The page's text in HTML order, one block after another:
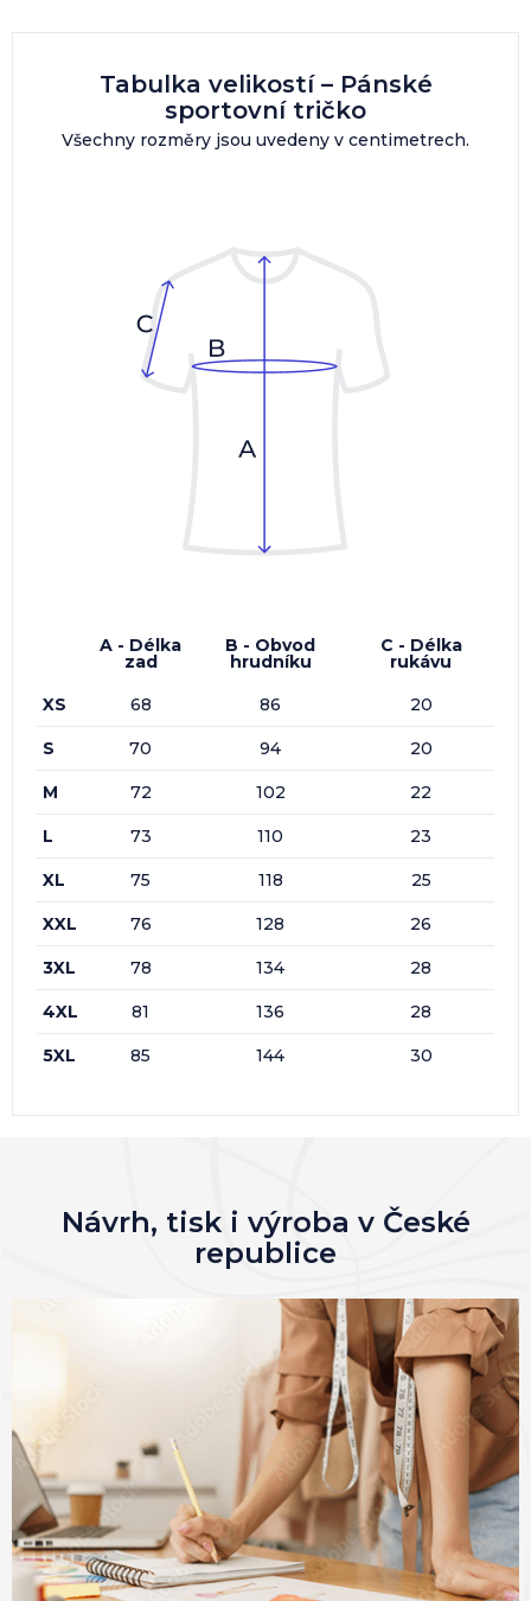
Tabulka velikostí – Pánské
sportovní tričko
Všechny rozměry jsou uvedeny v centimetrech.
A - Délka
zad
B - Obvod
hrudníku
C - Délka
rukávu
XS
68 86 20
S 70 94 20
M 72 102 22
L 73 110 23
XL 75 118 25
XXL 76 128 26
3XL 78 134 28
4XL 81 136 28
5XL 85 144 30
Návrh, tisk i výroba v České
republice